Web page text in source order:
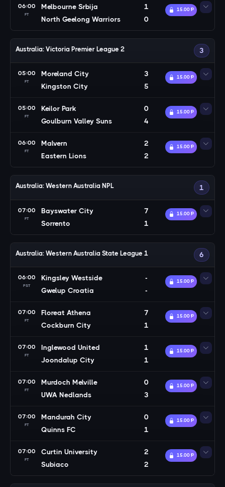
06:00
FT
Melbourne Srbija
1
North Geelong Warriors
0
15.00 Ᵽ
Australia: Victoria Premier League 2 3
05:00
FT
Moreland City
3
Kingston City
5
15.00 Ᵽ
05:00
FT
Keilor Park
0
Goulburn Valley Suns
4
15.00 Ᵽ
06:00
FT
Malvern
2
Eastern Lions
2
15.00 Ᵽ
Australia: Western Australia NPL 1
07:00
FT
Bayswater City
7
Sorrento
1
15.00 Ᵽ
Australia: Western Australia State League 1 6
06:00
PST
Kingsley Westside
-
Gwelup Croatia
-
15.00 Ᵽ
07:00
FT
Floreat Athena
7
Cockburn City
1
15.00 Ᵽ
07:00
FT
Inglewood United
1
Joondalup City
1
15.00 Ᵽ
07:00
FT
Murdoch Melville
0
UWA Nedlands
3
15.00 Ᵽ
07:00
FT
Mandurah City
0
Quinns FC
1
15.00 Ᵽ
07:00
FT
Curtin University
2
Subiaco
2
15.00 Ᵽ